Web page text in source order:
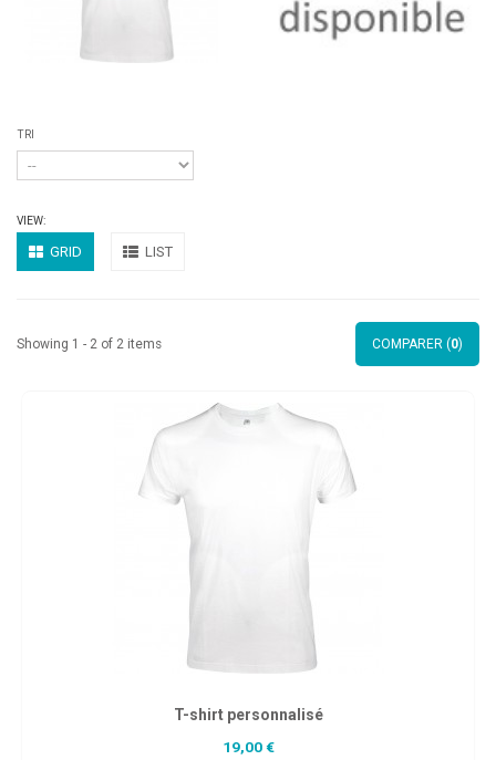
TRI
VIEW:
GRID LIST
Showing 1 - 2 of 2 items COMPARER (0)
T-shirt personnalisé
19,00 €